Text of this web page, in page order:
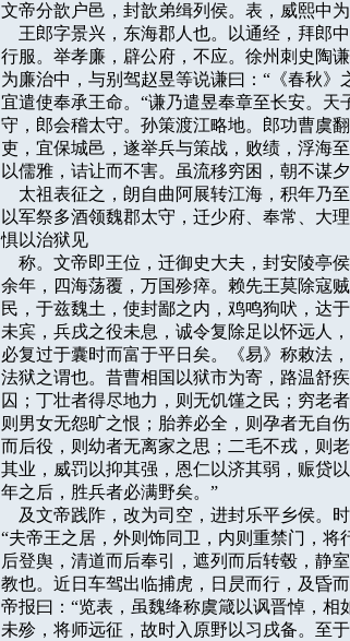
文帝分歆户邑，封歆弟缉列侯。表，威熙中为
王郎字景兴，东海郡人也。以通经，拜
行服。举孝廉，辟公府，不应。徐州刺史陶
为廉治中，与别驾赵昱等说谦曰：“《春秋》
宜遣使奉承王命。“谦乃遣昱奉章至长安。
守，郎会稽太守。孙策渡江略地。郎功曹虞
吏，宜保城邑，遂举兵与策战，败绩，浮海
以儒雅，诘让而不害。虽流移穷困，朝不谋
太祖表征之，朗自曲阿展转江海，积年乃
以军祭多酒领魏郡太守，迁少府、奉常、大
惧以治狱见
称。文帝即王位，迁御史大夫，封安陵
余年，四海荡覆，万国殄瘁。赖先王莫除寇
民，于兹魏土，使封鄙之内，鸡鸣狗吠，达
未宾，兵戌之役未息，诚令复除足以怀远人
必复过于囊时而富于平日矣。《易》称敕法
法狱之谓也。昔曹相国以狱市为寄，路温舒
囚；丁壮者得尽地力，则无饥馑之民；穷老
则男女无怨旷之恨；胎养必全，则孕者无自
而后役，则幼者无离家之思；二毛不戎，则
其业，威罚以抑其强，恩仁以济其弱，赈贷
年之后，胜兵者必满野矣。”
及文帝践阼，改为司空，进封乐平乡侯。
“夫帝王之居，外则饰同卫，内则重禁门，
后登舆，清道而后奉引，遮列而后转毂，静
教也。近日车驾出临捕虎，日昃而行，及昏
帝报曰：“览表，虽魏绛称虞箴以讽晋悼，
未殄，将师远征，故时入原野以习戌备。至